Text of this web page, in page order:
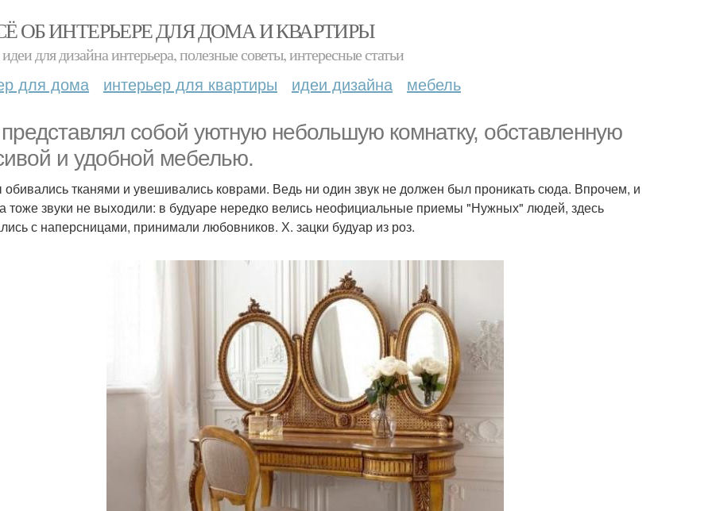
ОБ ИНТЕРЬЕРЕ ДЛЯ ДОМА И КВАРТИРЫ
для дизайна интерьера, полезные советы, интересные статьи
для дома интерьер для квартиры идеи дизайна мебель
собой уютную небольшую комнатку, обставленную
и удобной мебелью.
тканями и увешивались коврами. Ведь ни один звук не должен был проникать сюда. Впрочем, и
тоже звуки не выходили: в будуаре нередко велись неофициальные приемы "Нужных" людей, здесь
с наперсницами, принимали любовников. Х. зацки будуар из роз.